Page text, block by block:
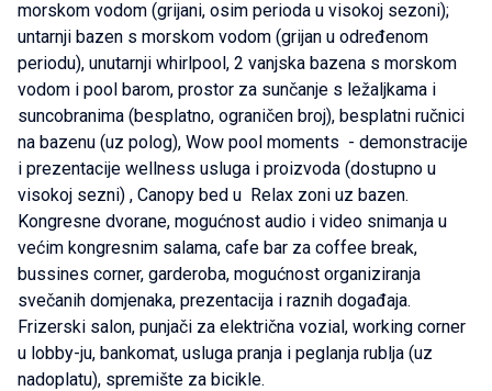
morskom vodom (grijani, osim perioda u visokoj sezoni);
untarnji bazen s morskom vodom (grijan u određenom
periodu), unutarnji whirlpool, 2 vanjska bazena s morskom
vodom i pool barom, prostor za sunčanje s ležaljkama i
suncobranima (besplatno, ograničen broj), besplatni ručnici
na bazenu (uz polog), Wow pool moments - demonstracije
i prezentacije wellness usluga i proizvoda (dostupno u
visokoj sezni) , Canopy bed u Relax zoni uz bazen.
Kongresne dvorane, mogućnost audio i video snimanja u
većim kongresnim salama, cafe bar za coffee break,
bussines corner, garderoba, mogućnost organiziranja
svečanih domjenaka, prezentacija i raznih događaja.
Frizerski salon, punjači za električna vozial, working corner
u lobby-ju, bankomat, usluga pranja i peglanja rublja (uz
nadoplatu), spremište za bicikle.